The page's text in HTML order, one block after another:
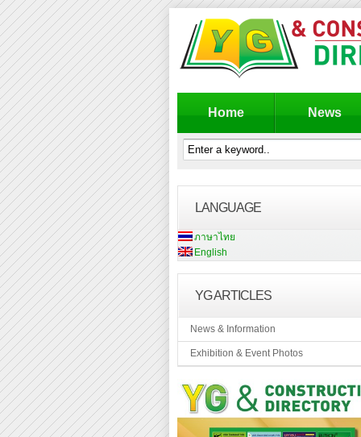
Home News
LANGUAGE
ภาษาไทย
English
YG ARTICLES
News & Information
Exhibition & Event Photos